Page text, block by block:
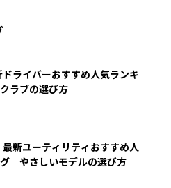
ライバーおすすめ人気ランキ
ラブの選び方
最新ユーティリティおすすめ人
｜やさしいモデルの選び方